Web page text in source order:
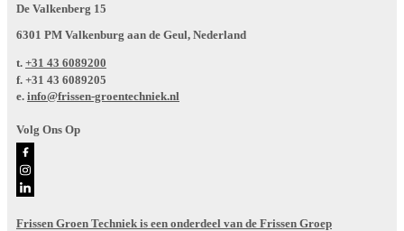
De Valkenberg 15
6301 PM Valkenburg aan de Geul, Nederland
t. +31 43 6089200
f. +31 43 6089205
e. info@frissen-groentechniek.nl
Volg Ons Op
Frissen Groen Techniek is een onderdeel van de Frissen Groep